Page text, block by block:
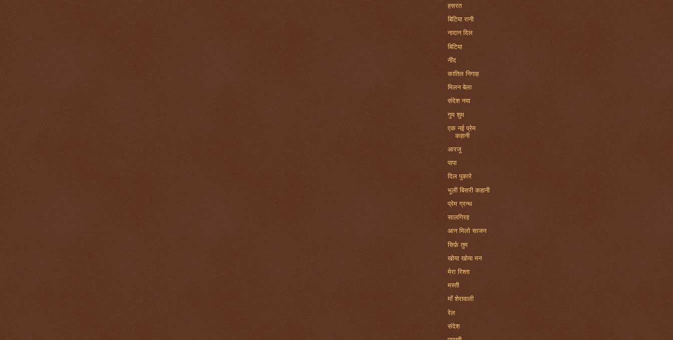
हसरत
बिटिया रानी
नादान दिल
बिटिया
नींद
कातिल निगाह
मिलन बेला
संदेश नया
गुम शुम
एक नई प्रेम
कहानी
आरजू
पापा
दिल पुकारे
भूली बिसरी कहानी
प्रेम ग्रन्थ
सालगिरह
आन मिलो साजन
सिर्फ़ तुम
खोया खोया मन
मेरा रिश्ता
मस्ती
माँ शेरावाली
रेल
संदेश